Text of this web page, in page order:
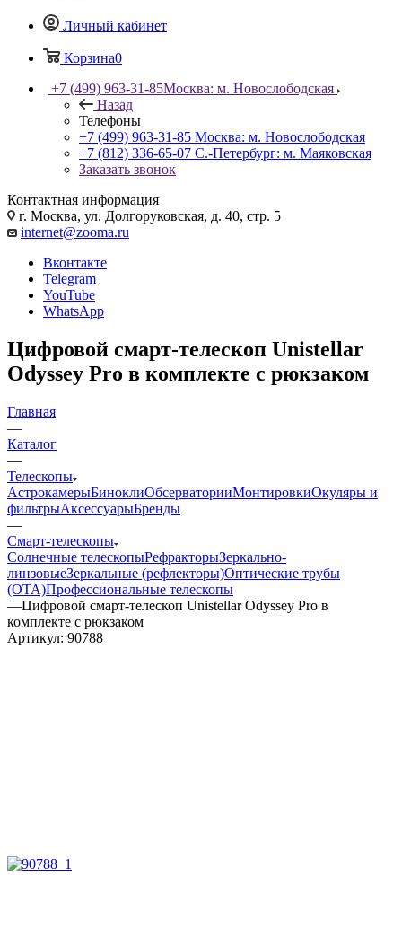
Личный кабинет
Корзина0
+7 (499) 963-31-85Москва: м. Новослободская
Назад
Телефоны
+7 (499) 963-31-85 Москва: м. Новослободская
+7 (812) 336-65-07 С.-Петербург: м. Маяковская
Заказать звонок
Контактная информация
г. Москва, ул. Долгоруковская, д. 40, стр. 5
internet@zooma.ru
Вконтакте
Telegram
YouTube
WhatsApp
Цифровой смарт-телескоп Unistellar
Odyssey Pro в комплекте с рюкзаком
Главная
—
Каталог
—
Телескопы
АстрокамерыБиноклиОбсерваторииМонтировкиОкуляры и
фильтрыАксессуарыБренды
—
Смарт-телескопы
Солнечные телескопыРефракторыЗеркально-
линзовыеЗеркальные (рефлекторы)Оптические трубы
(OTA)Профессиональные телескопы
—Цифровой смарт-телескоп Unistellar Odyssey Pro в
комплекте с рюкзаком
Артикул: 90788